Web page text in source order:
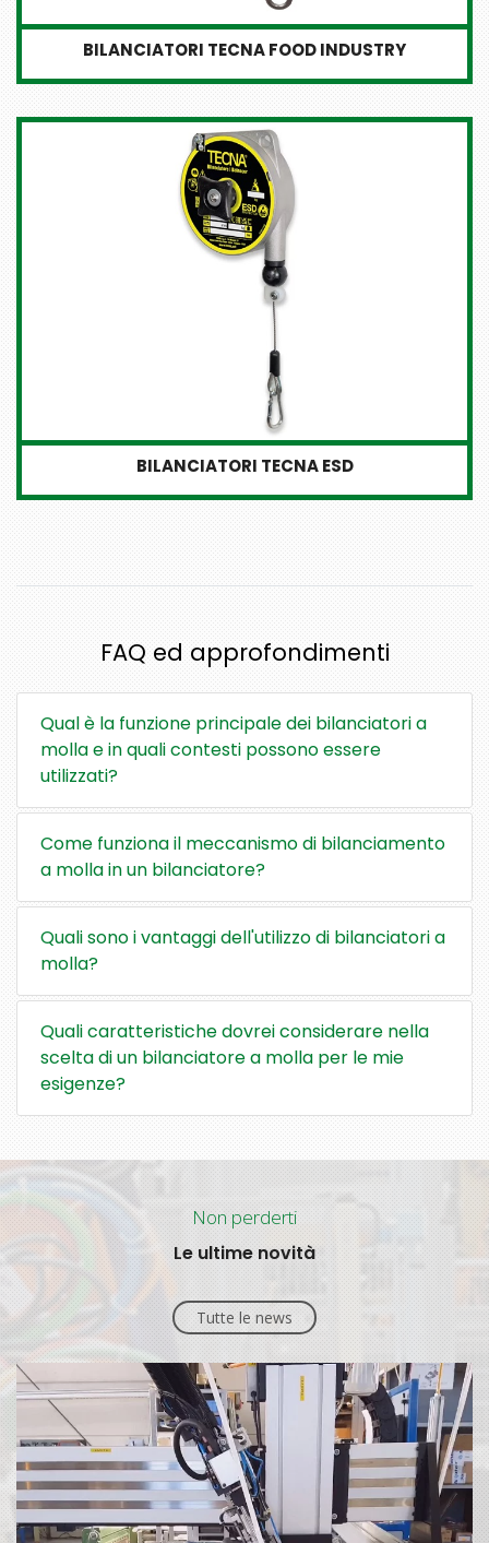
BILANCIATORI TECNA FOOD INDUSTRY
BILANCIATORI TECNA ESD
FAQ ed approfondimenti
Qual è la funzione principale dei bilanciatori a
molla e in quali contesti possono essere
utilizzati?
Come funziona il meccanismo di bilanciamento
a molla in un bilanciatore?
Quali sono i vantaggi dell'utilizzo di bilanciatori a
molla?
Quali caratteristiche dovrei considerare nella
scelta di un bilanciatore a molla per le mie
esigenze?
Non perderti
Le ultime novità
Tutte le news